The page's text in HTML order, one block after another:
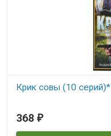
Крик совы (10 серий)*
368 ₽